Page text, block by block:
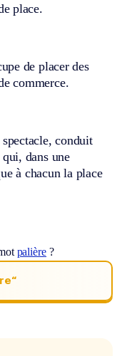
place.
de placer des
commerce.
conduit
dans une
à chacun la place
palière ?